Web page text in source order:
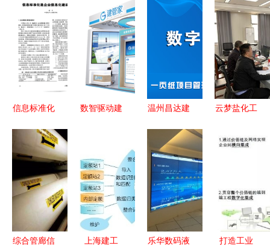
信息标准化
建设的基础
数智驱动建
约第十九届
工程建设信
息化发展大
会
温州昌达建
云 数字赋
能施工管理
精准化
云梦盐化工
施智慧封闭
区，助力企
业信息化工
程
综合管廊信
上海建工
乐华数码液
打造工业